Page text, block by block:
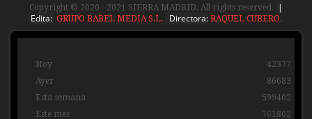
Copyright © 2020 - 2021 SIERRA MADRID. All rights reserved.
|
Edita: GRUPO BABEL MEDIA S.L. Directora:RAQUEL CUBERO.
Hoy
Ayer
Esta semana
Este mes
42377
86683
599402
761802